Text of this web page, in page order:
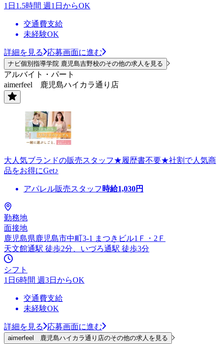
1日1.5時間 週1日からOK
交通費支給
未経験OK
詳細を見る 応募画面に進む
ナビ個別指導学院 鹿児島吉野校のその他の求人を見る
アルバイト・パート
aimerfeel 鹿児島ハイカラ通り店
大人気ブランドの販売スタッフ★履歴書不要★社割で人気商
品をお得にGet♪
アパレル販売スタッフ 時給1,030円
勤務地
面接地
鹿児島県鹿児島市中町3-1 まつきビル1Ｆ・2Ｆ
天文館通駅 徒歩2分、いづろ通駅 徒歩3分
シフト
1日6時間 週3日からOK
交通費支給
未経験OK
詳細を見る 応募画面に進む
aimerfeel 鹿児島ハイカラ通り店のその他の求人を見る